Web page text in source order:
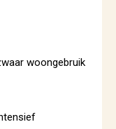
woongebruik